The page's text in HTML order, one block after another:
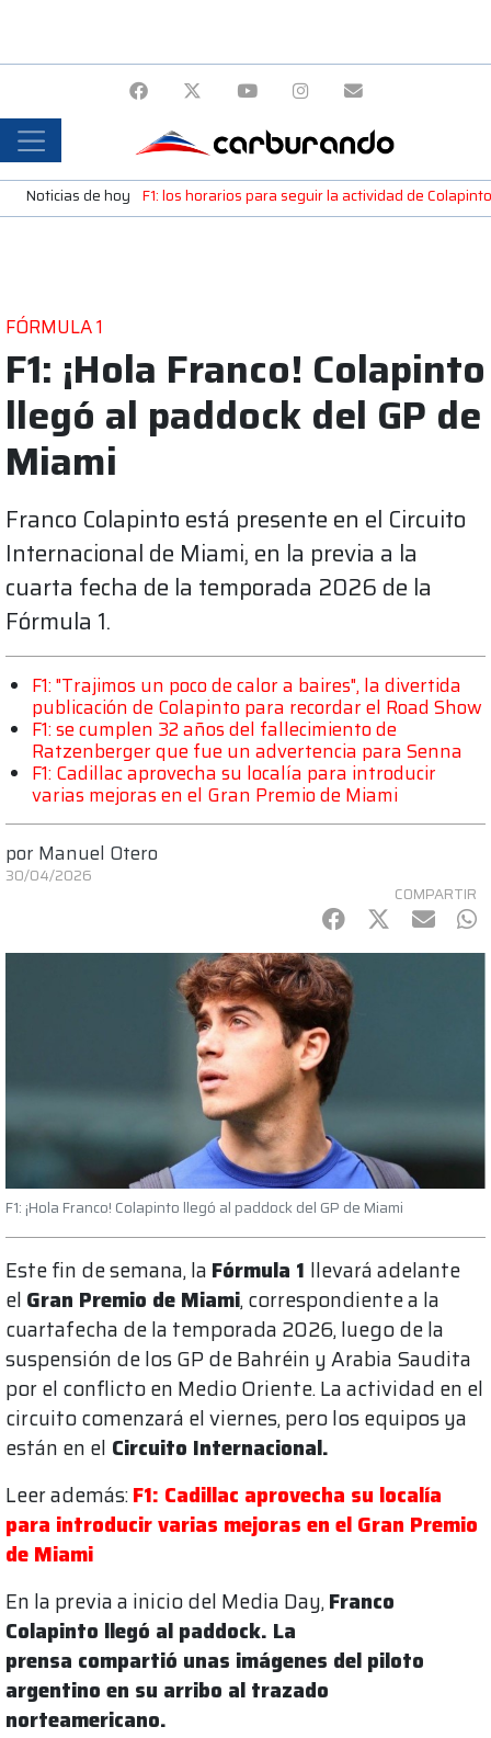
Noticias de hoy F1: los horarios para seguir la actividad de
FÓRMULA 1
F1: ¡Hola Franco! Colapinto
llegó al paddock del GP de
Miami
Franco Colapinto está presente en el Circuito
Internacional de Miami, en la previa a la
cuarta fecha de la temporada 2026 de la
Fórmula 1.
F1: "Trajimos un poco de calor a baires", la divertida
publicación de Colapinto para recordar el Road Show
F1: se cumplen 32 años del fallecimiento de
Ratzenberger que fue un advertencia para Senna
F1: Cadillac aprovecha su localía para introducir
varias mejoras en el Gran Premio de Miami
por Manuel Otero
30/04/2026
COMPARTIR
Facebook
Twitter
mail
F1: ¡Hola Franco! Colapinto llegó al paddock del GP de Miami
Este fin de semana, la Fórmula 1 llevará adelante
el Gran Premio de Miami, correspondiente a la
cuartafecha de la temporada 2026, luego de la
suspensión de los GP de Bahréin y Arabia Saudita
por el conflicto en Medio Oriente. La actividad en el
circuito comenzará el viernes, pero los equipos ya
están en el Circuito Internacional.
Leer además:F1: Cadillac aprovecha su localía
para introducir varias mejoras en el Gran Premio
de Miami
En la previa a inicio del Media Day,Franco
Colapinto llegó al paddock. La
prensa compartió unas imágenes del piloto
argentino en su arribo al trazado
norteamericano.